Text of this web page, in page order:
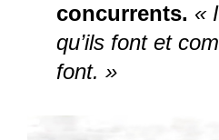
concurrents. «
qu’ils font et
font. »